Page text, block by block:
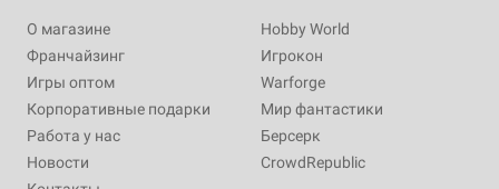
О магазине
Франчайзинг
Игры оптом
Корпоративные подарки
Работа у нас
Новости
Hobby World
Игрокон
Warforge
Мир фантастики
Берсерк
CrowdRepublic